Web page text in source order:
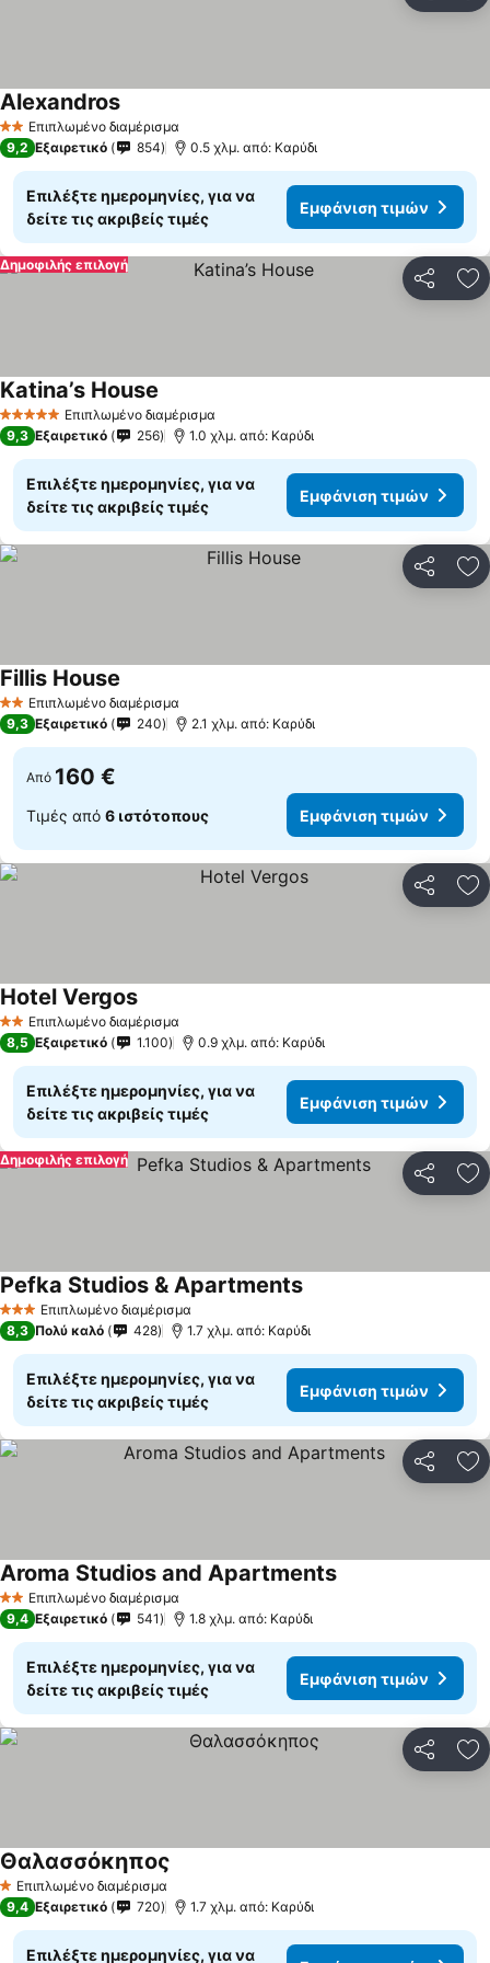
2 ΑστέριαΕπιπλωμένο διαμέρισμα
AlexandrosΕμφάνιση τιμών
9,2 Εξαιρετικό 854 0.5 χλμ. από: Καρύδι
Επιλέξτε ημερομηνίες, για να
δείτε τις ακριβείς τιμές
Εμφάνιση τιμών
Δημοφιλής επιλογή
5 Αστέρια Επιπλωμένο διαμέρισμα
Katina’s House
9,3 Εξαιρετικό 256 1.0 χλμ. από: Καρύδι
Επιλέξτε ημερομηνίες, για να
δείτε τις ακριβείς τιμές
Εμφάνιση τιμών
2 ΑστέριαΕπιπλωμένο διαμέρισμα
Fillis House
9,3 Εξαιρετικό 240 2.1 χλμ. από: Καρύδι
Από 160 €
Τιμές από 6 ιστότοπους Εμφάνιση τιμών
2 ΑστέριαΕπιπλωμένο διαμέρισμα
Hotel VergosΕμφάνιση τιμών
8,5 Εξαιρετικό 1.100 0.9 χλμ. από: Καρύδι
Επιλέξτε ημερομηνίες, για να
δείτε τις ακριβείς τιμές
Εμφάνιση τιμών
Δημοφιλής επιλογή
3 ΑστέριαΕπιπλωμένο διαμέρισμα
Pefka Studios & ApartmentsΕμφάνιση τιμών
8,3 Πολύ καλό 428 1.7 χλμ. από: Καρύδι
Επιλέξτε ημερομηνίες, για να
δείτε τις ακριβείς τιμές
Εμφάνιση τιμών
2 ΑστέριαΕπιπλωμένο διαμέρισμα
Aroma Studios and ApartmentsΕμφάνιση τιμών
9,4 Εξαιρετικό 541 1.8 χλμ. από: Καρύδι
Επιλέξτε ημερομηνίες, για να
δείτε τις ακριβείς τιμές
Εμφάνιση τιμών
1 Αστέρια
Επιπλωμένο διαμέρισμα
Θαλασσόκηπος
9,4 Εξαιρετικό 720 1.7 χλμ. από: Καρύδι
Επιλέξτε ημερομηνίες, για να